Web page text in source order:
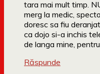
tara mai mult timp.
merg la medic,
doresc sa fiu
ca dojo si-a inchis
de langa mine,
Răspunde